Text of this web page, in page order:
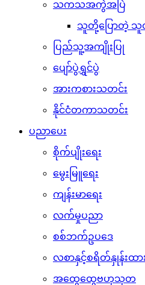
သကသအကွဲအပြဲ
သူတို့ပြောတဲ့ သူ
ပြည်သူ့အကျိုးပြု
ပျော်ပွဲရွှင်ပွဲ
အားကစားသတင်း
နိုင်ငံတကာသတင်း
ပညာပေး
စိုက်ပျိုးရေး
မွေးမြူရေး
ကျန်းမာရေး
လက်မှုပညာ
စစ်ဘက်ဥပဒေ
လစာနှင့်စရိတ်နှုန်းထာ
အထွေထွေဗဟုသုတ